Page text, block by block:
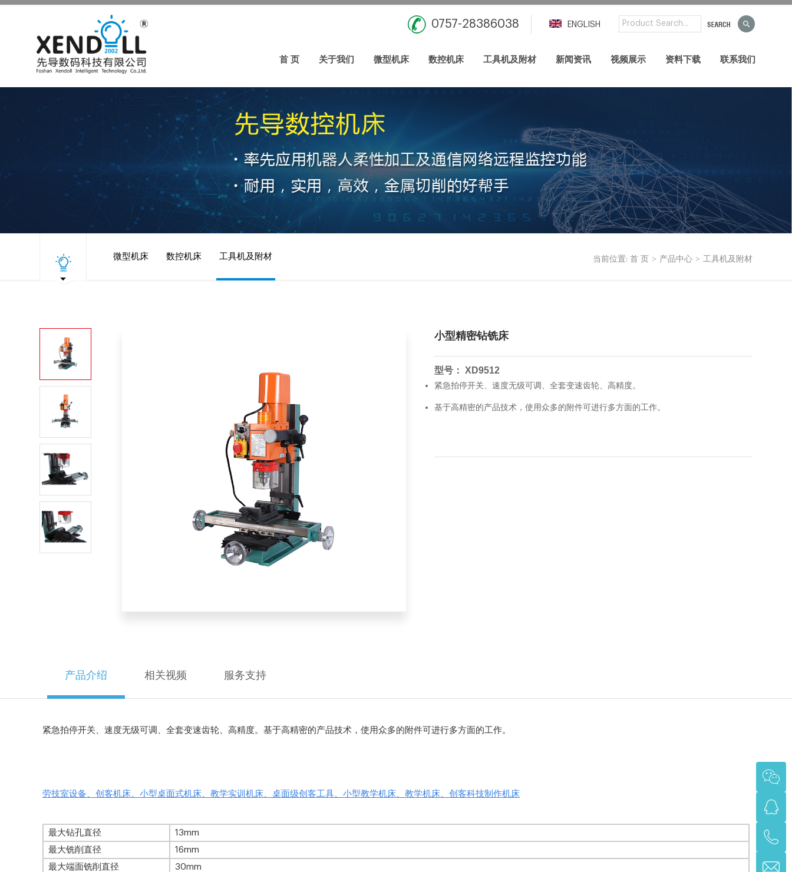
0757-28386038 ENGLISH
首 页 关于我们 微型机床 数控机床 工具机及附材 新闻资讯 视频展示 资料下载 联系我们
微型机床 数控机床 工具机及附材 当前位置: 首 页 > 产品中心 > 工具机及附材
小型精密钻铣床
型号： XD9512
紧急拍停开关、速度无级可调、全套变速齿轮、高精度。
基于高精密的产品技术，使用众多的附件可进行多方面的工作。
产品介绍 相关视频 服务支持
紧急拍停开关、速度无级可调、全套变速齿轮、高精度。基于高精密的产品技术，使用众多的附件可进行多方面的工作。
劳技室设备、创客机床、小型桌面式机床、教学实训机床、桌面级创客工具、小型教学机床、教学机床、创客科技制作机床
最大钻孔直径
13mm
最大铣削直径
16mm
最大端面铣削直径
30mm